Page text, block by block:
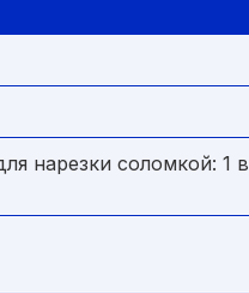
нарезки соломкой: 1 в